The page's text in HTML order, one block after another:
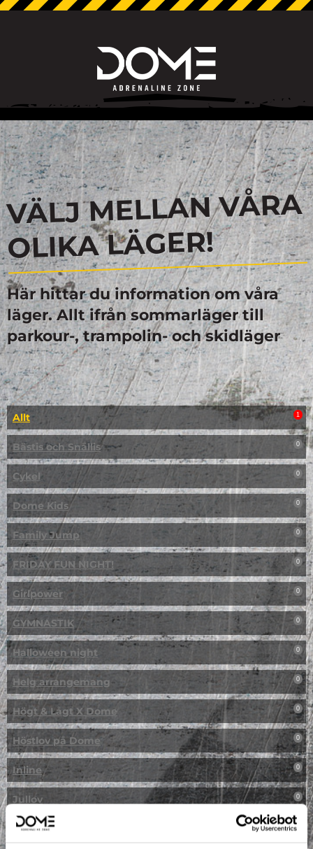
VÄLJ MELLAN VÅRA
OLIKA LÄGER!
Här hittar du information om våra
läger. Allt ifrån sommarläger till
parkour-, trampolin- och skidläger
Allt 1
Bästis och Snällis 0
Cykel 0
Dome Kids 0
Family Jump 0
FRIDAY FUN NIGHT! 0
Girlpower 0
GYMNASTIK 0
Halloween night 0
Helg arrangemang 0
Högt & Lågt X Dome 0
Höstlov på Dome 0
Inline 0
Jullov 0
Kampanj 0